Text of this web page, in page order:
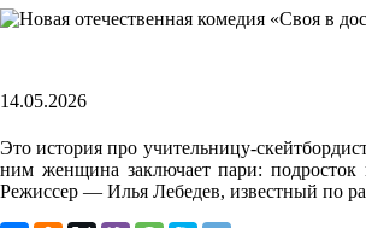
14.05.2026
Это история про учительницу-
ним женщина заключает пари:
Режиссер — Илья Лебедев, известный по